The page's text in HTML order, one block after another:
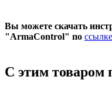
Вы можете скачать
"ArmaControl" по ссылке
С этим товаром